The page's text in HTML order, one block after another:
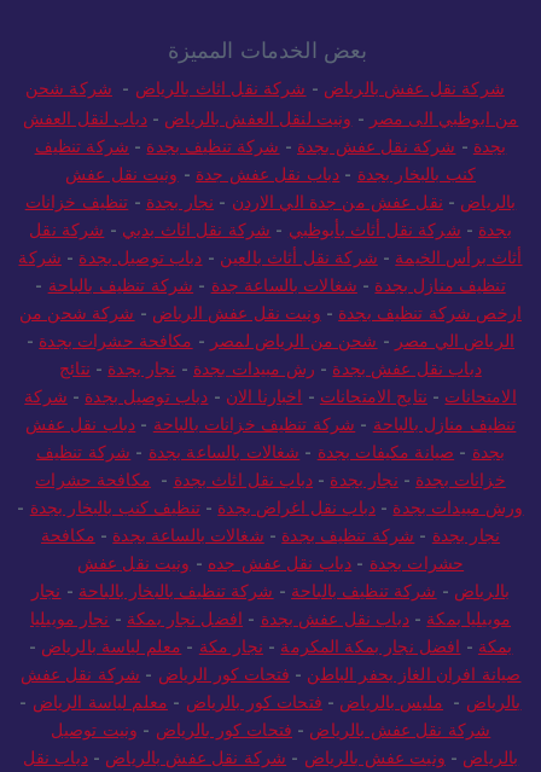
بعض الخدمات المميزة
شركة نقل عفش بالرياض - شركة نقل اثاث بالرياض - شركة شحن
من ابوظبي الى مصر - ونيت لنقل العفش بالرياض -دباب لنقل العفش
بجدة - شركة نقل عفش بجدة - شركة تنظيف بجدة - شركة تنظيف
كنب بالبخار بجدة - دباب نقل عفش جدة - ونيت نقل عفش
بالرياض - نقل عفش من جدة الي الاردن - نجار بجدة - تنظيف خزانات
بجدة - شركة نقل أثاث بأبوظبي - شركة نقل اثاث بدبي - شركة نقل
أثاث برأس الخيمة - شركة نقل أثاث بالعين - دباب توصيل بجدة - شركة
تنظيف منازل بجدة - شغالات بالساعة جدة - شركة تنظيف بالباحة -
ارخص شركة تنظيف بجدة - ونيت نقل عفش الرياض - شركة شحن من
الرياض الي مصر - شحن من الرياض لمصر - مكافحة حشرات بجدة -
دباب نقل عفش بجدة - رش مبيدات بجدة - نجار بجدة - نتائج
الامتحانات - نتايج الامتحانات - اخبارنا الان - دباب توصيل بجدة - شركة
تنظيف منازل بالباحة - شركة تنظيف خزانات بالباحة - دباب نقل عفش
بجدة - صيانة مكيفات بجدة - شغالات بالساعة بجدة - شركة تنظيف
خزانات بجدة - نجار بجدة - دباب نقل اثاث بجدة - مكافحة حشرات
ورش مبيدات بجدة -دباب نقل اغراض بجدة -تنظيف كنب بالبخار بجدة -
نجار بجدة - شركة تنظيف بجدة - شغالات بالساعة بجدة - مكافحة
حشرات بجدة - دباب نقل عفش جده - ونيت نقل عفش
بالرياض - شركة تنظيف بالباحة - شركة تنظيف بالبخار بالباحة - نجار
موبيليا بمكة -دباب نقل عفش بجدة - افضل نجار بمكة - نجار موبيليا
بمكة - افضل نجار بمكة المكرمة - نجار مكة - معلم لياسة بالرياض -
صيانة افران الغاز بحفر الباطن - فتحات كور الرياض - شركة نقل عفش
بالرياض - مليس بالرياض - فتحات كور بالرياض - معلم لياسة الرياض -
شركة نقل عفش بالرياض - فتحات كور بالرياض - ونيت توصيل
بالرياض - ونيت عفش بالرياض - شركة نقل عفش بالرياض -دباب نقل